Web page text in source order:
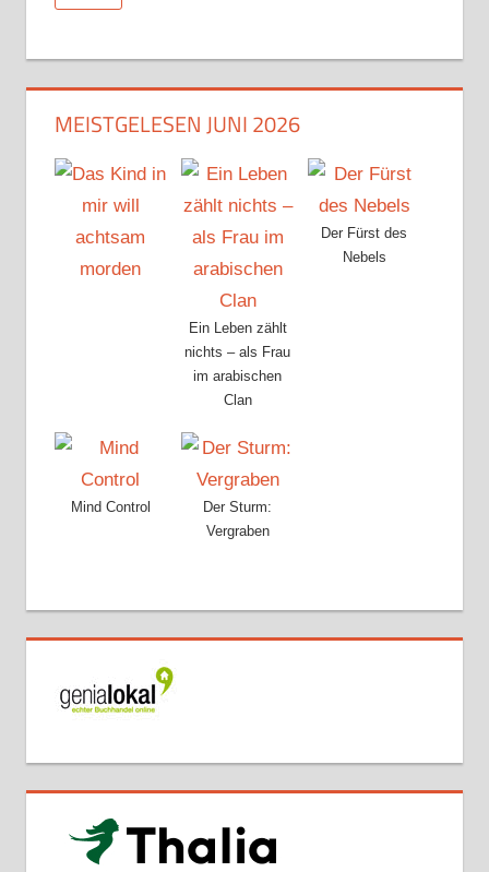
MEISTGELESEN JUNI 2026
Ein Leben zählt
nichts – als Frau
im arabischen
Clan
Der Fürst des
Nebels
Mind Control
Der Sturm:
Vergraben